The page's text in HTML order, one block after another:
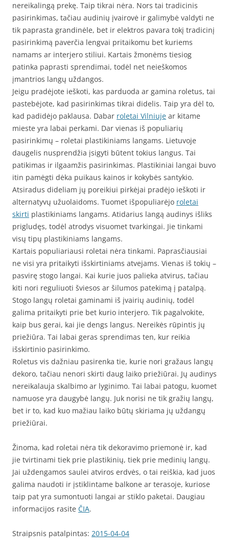
nereikalingą prekę. Taip tikrai nėra. Nors tai tradicinis
pasirinkimas, tačiau audinių įvairovė ir galimybė valdyti ne
tik paprasta grandinėle, bet ir elektros pavara tokį tradicinį
pasirinkimą paverčia lengvai pritaikomu bet kuriems
namams ar interjero stiliui. Kartais žmonėms tiesiog
patinka paprasti sprendimai, todėl net neieškomos
įmantrios langų uždangos.
Jeigu pradėjote ieškoti, kas parduoda ar gamina roletus, tai
pastebėjote, kad pasirinkimas tikrai didelis. Taip yra dėl to,
kad padidėjo paklausa. Dabar roletai Vilniuje ar kitame
mieste yra labai perkami. Dar vienas iš populiarių
pasirinkimų – roletai plastikiniams langams. Lietuvoje
daugelis nusprendžia įsigyti būtent tokius langus. Tai
patikimas ir ilgaamžis pasirinkimas. Plastikiniai langai buvo
itin pamėgti dėka puikaus kainos ir kokybės santykio.
Atsiradus dideliam jų poreikiui pirkėjai pradėjo ieškoti ir
alternatyvų užuolaidoms. Tuomet išpopuliarėjo roletai
skirti plastikiniams langams. Atidarius langą audinys išliks
prigludęs, todėl atrodys visuomet tvarkingai. Jie tinkami
visų tipų plastikiniams langams.
Kartais populiariausi roletai nėra tinkami. Paprasčiausiai
ne visi yra pritaikyti išskirtiniams atvejams. Vienas iš tokių –
pasvirę stogo langai. Kai kurie juos palieka atvirus, tačiau
kiti nori reguliuoti šviesos ar šilumos patekimą į patalpą.
Stogo langų roletai gaminami iš įvairių audinių, todėl
galima pritaikyti prie bet kurio interjero. Tik pagalvokite,
kaip bus gerai, kai jie dengs langus. Nereikės rūpintis jų
priežiūra. Tai labai geras sprendimas ten, kur reikia
išskirtinio pasirinkimo.
Roletus vis dažniau pasirenka tie, kurie nori gražaus langų
dekoro, tačiau nenori skirti daug laiko priežiūrai. Jų audinys
nereikalauja skalbimo ar lyginimo. Tai labai patogu, kuomet
namuose yra daugybė langų. Juk norisi ne tik gražių langų,
bet ir to, kad kuo mažiau laiko būtų skiriama jų uždangų
priežiūrai.
Žinoma, kad roletai nėra tik dekoravimo priemonė ir, kad
jie tvirtinami tiek prie plastikinių, tiek prie medinių langų.
Jai uždengamos saulei atviros erdvės, o tai reiškia, kad juos
galima naudoti ir įstiklintame balkone ar terasoje, kuriose
taip pat yra sumontuoti langai ar stiklo paketai. Daugiau
informacijos rasite ČIA.
Straipsnis patalpintas: 2015-04-04